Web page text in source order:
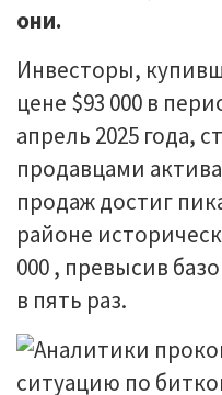
они.
Инвесторы,
цене $93 000 в
апрель 2025 года,
продавцами
продаж достиг
районе
000 , превысив
в пять раз.